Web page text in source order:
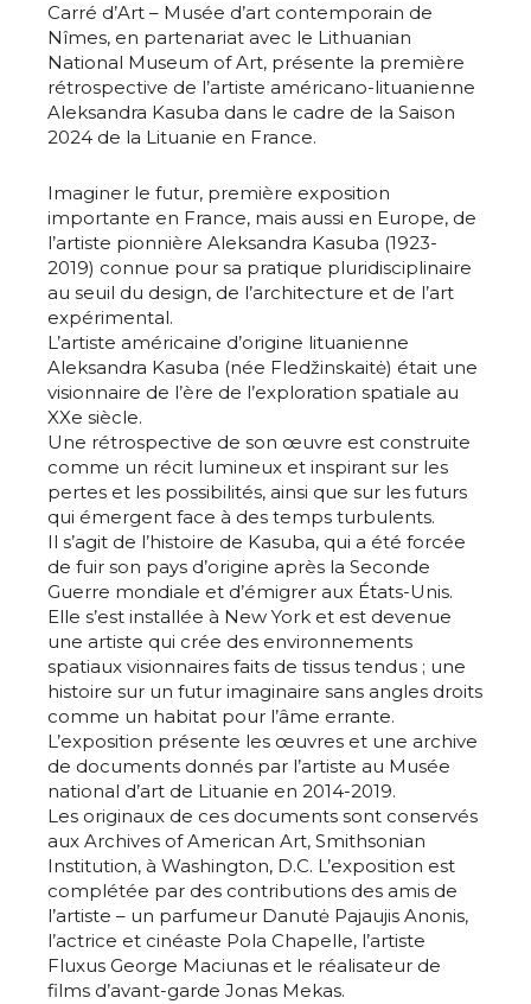
Carré d’Art – Musée d’art contemporain de
Nîmes, en partenariat avec le Lithuanian
National Museum of Art, présente la première
rétrospective de l’artiste américano-lituanienne
Aleksandra Kasuba dans le cadre de la Saison
2024 de la Lituanie en France.
Imaginer le futur, première exposition
importante en France, mais aussi en Europe, de
l’artiste pionnière Aleksandra Kasuba (1923-
2019) connue pour sa pratique pluridisciplinaire
au seuil du design, de l’architecture et de l’art
expérimental.
L’artiste américaine d’origine lituanienne
Aleksandra Kasuba (née Fledžinskaitė) était une
visionnaire de l’ère de l’exploration spatiale au
XXe siècle.
Une rétrospective de son œuvre est construite
comme un récit lumineux et inspirant sur les
pertes et les possibilités, ainsi que sur les futurs
qui émergent face à des temps turbulents.
Il s’agit de l’histoire de Kasuba, qui a été forcée
de fuir son pays d’origine après la Seconde
Guerre mondiale et d’émigrer aux États-Unis.
Elle s’est installée à New York et est devenue
une artiste qui crée des environnements
spatiaux visionnaires faits de tissus tendus ; une
histoire sur un futur imaginaire sans angles droits
comme un habitat pour l’âme errante.
L’exposition présente les œuvres et une archive
de documents donnés par l’artiste au Musée
national d’art de Lituanie en 2014-2019.
Les originaux de ces documents sont conservés
aux Archives of American Art, Smithsonian
Institution, à Washington, D.C. L’exposition est
complétée par des contributions des amis de
l’artiste – un parfumeur Danutė Pajaujis Anonis,
l’actrice et cinéaste Pola Chapelle, l’artiste
Fluxus George Maciunas et le réalisateur de
films d’avant-garde Jonas Mekas.